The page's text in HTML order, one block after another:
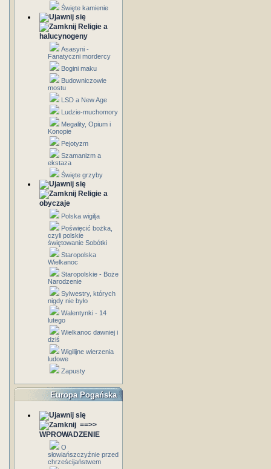
Święte kamienie
Religie a
halucynogeny
Asasyni -
Fanatyczni mordercy
Bogini maku
Budowniczowie
mostu
LSD a New Age
Ludzie-muchomory
Megality, Opium i
Konopie
Pejotyzm
Szamanizm a
ekstaza
Święte grzyby
Religie a
obyczaje
Polska wigilja
Poświęcić bożka,
czyli polskie
świętowanie Sobótki
Staropolska
Wielkanoc
Staropolskie - Boże
Narodzenie
Sylwestry, których
nigdy nie było
Walentynki - 14
lutego
Wielkanoc dawniej i
dziś
Wigilijne wierzenia
ludowe
Zapusty
Europa Pogańska
==>>
WPROWADZENIE
O
słowiańszczyźnie przed
chrześcijaństwem